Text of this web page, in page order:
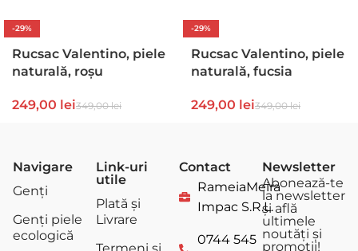
-29%
Rucsac Valentino, piele
naturală, roșu
349,00lei
249,00 lei
-29%
Rucsac Valentino, piele
naturală, fucsia
349,00lei
249,00 lei
Navigare
Genți
Genți piele
ecologică
Link-uri
utile
Plată și
Livrare
Contact
RameiaMeira
Impac S.R.L.
0744 545
Newsletter
Abonează-te
la newsletter
și află
ultimele
noutăți și
promoții!